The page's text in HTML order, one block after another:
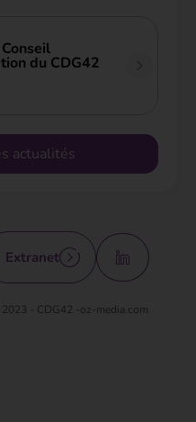
actualités
du CDG42
Extranet
2023 - CDG42 - oz-media.com